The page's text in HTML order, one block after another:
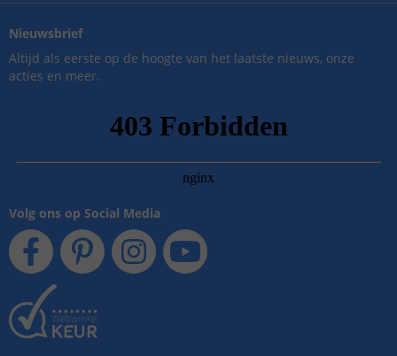
Nieuwsbrief
Altijd als eerste op de hoogte van het laatste nieuws, onze
acties en meer.
Volg ons op Social Media